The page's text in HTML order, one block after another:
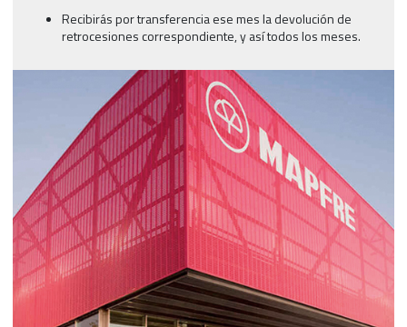
Recibirás por transferencia ese mes la devolución de
retrocesiones correspondiente, y así todos los meses.